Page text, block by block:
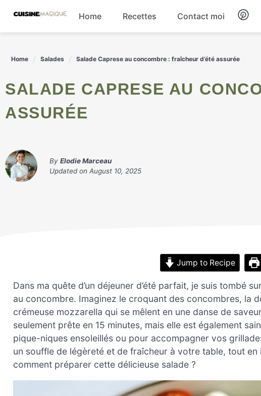
content
Home Recettes Contact moi
Home Salades Salade Caprese au concombre : fraîcheur d’été assurée
SALADE CAPRESE AU CONCOMBRE : FRAÎCHEUR D'ÉTÉ
ASSURÉE
By Elodie Marceau
Updated on August 10, 2025
Jump to Recipe
Dans ma quête d’un déjeuner d’été parfait, je suis tombé
au concombre. Imaginez le croquant des concombres, la
crémeuse mozzarella qui se mêlent en une danse de
seulement prête en 15 minutes, mais elle est également
pique-niques ensoleillés ou pour accompagner vos
un souffle de légèreté et de fraîcheur à votre table, tout
comment préparer cette délicieuse salade ?